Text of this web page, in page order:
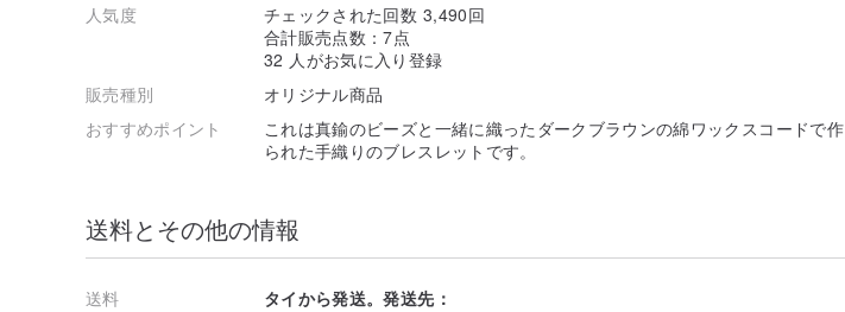
人気度
チェックされた回数 3,490回
合計販売点数：7点
32 人がお気に入り登録
販売種別
オリジナル商品
おすすめポイント
これは真鍮のビーズと一緒に織ったダークブラウンの綿ワックスコードで作
られた手織りのブレスレットです。
送料とその他の情報
送料 タイから発送。発送先：